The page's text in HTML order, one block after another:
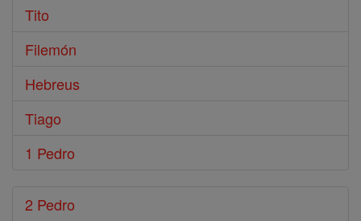
Tito
Filemón
Hebreus
Tiago
1 Pedro
2 Pedro